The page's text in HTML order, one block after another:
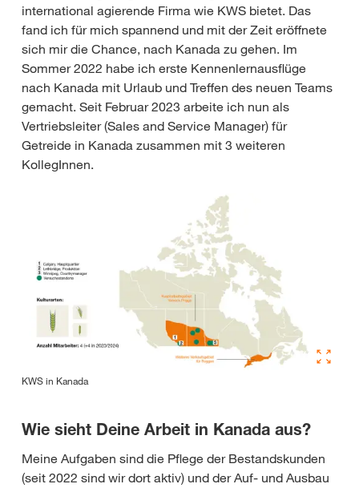
international agierende Firma wie KWS bietet. Das
fand ich für mich spannend und mit der Zeit eröffnete
sich mir die Chance, nach Kanada zu gehen. Im
Sommer 2022 habe ich erste Kennenlernausflüge
nach Kanada mit Urlaub und Treffen des neuen Teams
gemacht. Seit Februar 2023 arbeite ich nun als
Vertriebsleiter (Sales and Service Manager) für
Getreide in Kanada zusammen mit 3 weiteren
KollegInnen.
KWS in Kanada
Wie sieht Deine Arbeit in Kanada aus?
Meine Aufgaben sind die Pflege der Bestandskunden
(seit 2022 sind wir dort aktiv) und der Auf- und Ausbau